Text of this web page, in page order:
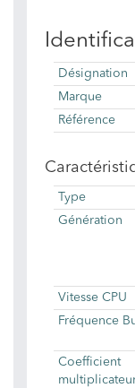
Désignation
Marque
Référence
Type
Génération
Vitesse CPU
Fréquence
Coefficient